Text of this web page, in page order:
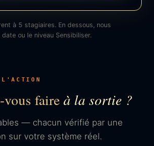
à 5 stagiaires. En dessous, nous
ou le niveau Sensibiliser.
vous faireà la sortie ?
— chacun vérifié par une
sur votre système réel.